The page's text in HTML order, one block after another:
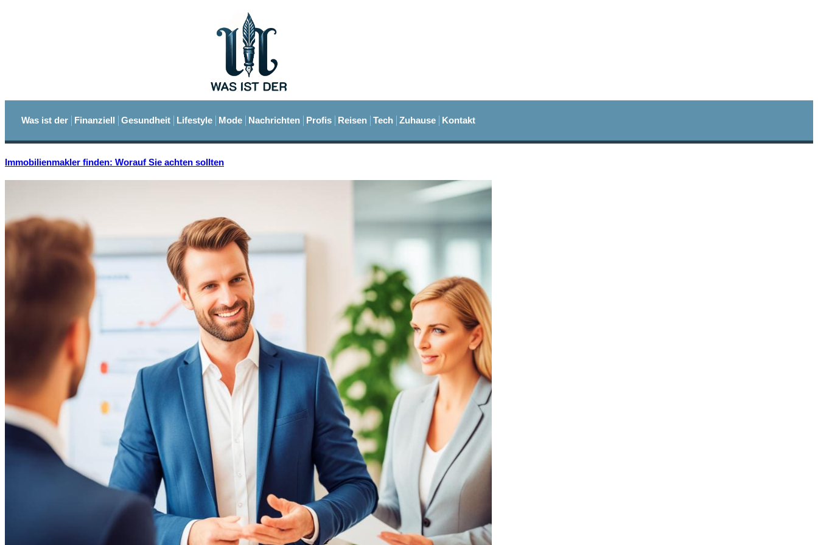
Was ist der Finanziell Gesundheit Lifestyle Mode Nachrichten Profis Reisen Tech Zuhause Kontakt
Immobilienmakler finden: Worauf Sie achten sollten